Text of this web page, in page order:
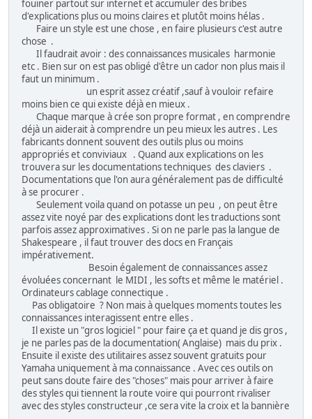
fouiner partout sur internet et accumuler des bribes
d'explications plus ou moins claires et plutôt moins hélas .
Faire un style est une chose , en faire plusieurs c'est autre
chose .
Il faudrait avoir : des connaissances musicales harmonie
etc . Bien sur on est pas obligé d'être un cador non plus mais il
faut un minimum .
un esprit assez créatif ,sauf à vouloir refaire
moins bien ce qui existe déjà en mieux .
Chaque marque à crée son propre format , en comprendre
déjà un aiderait à comprendre un peu mieux les autres . Les
fabricants donnent souvent des outils plus ou moins
appropriés et conviviaux . Quand aux explications on les
trouvera sur les documentations techniques des claviers .
Documentations que l'on aura généralement pas de difficulté
à se procurer .
Seulement voila quand on potasse un peu , on peut être
assez vite noyé par des explications dont les traductions sont
parfois assez approximatives . Si on ne parle pas la langue de
Shakespeare , il faut trouver des docs en Français
impérativement.
Besoin également de connaissances assez
évoluées concernant le MIDI , les softs et même le matériel .
Ordinateurs cablage connectique .
Pas obligatoire ? Non mais à quelques moments toutes les
connaissances interagissent entre elles .
Il existe un "gros logiciel " pour faire ça et quand je dis gros ,
je ne parles pas de la documentation( Anglaise) mais du prix .
Ensuite il existe des utilitaires assez souvent gratuits pour
Yamaha uniquement à ma connaissance . Avec ces outils on
peut sans doute faire des "choses" mais pour arriver à faire
des styles qui tiennent la route voire qui pourront rivaliser
avec des styles constructeur ,ce sera vite la croix et la bannière